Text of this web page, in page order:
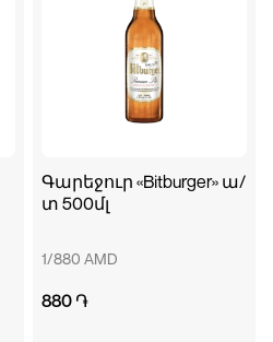
Գարեջուր «Bitburger» ա/
տ 500մլ
1/880 AMD
880 ֏